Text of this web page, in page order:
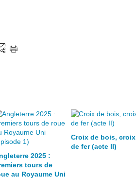
2025 :
tours de
au Royaume Uni
Croix de bois, croix
de fer (acte II)